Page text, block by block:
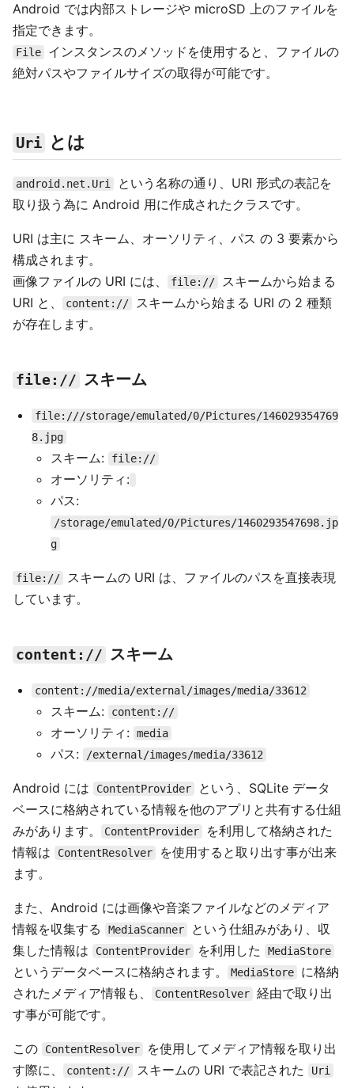
Android では内部ストレージや microSD 上のファイルを
指定できます。
File
インスタンスのメソッドを使用すると、ファイルの
絶対パスやファイルサイズの取得が可能です。
Uri とは
android.net.Uri
という名称の通り、URI 形式の表記を
取り扱う為に Android 用に作成されたクラスです。
URI は主に スキーム、オーソリティ、パス の 3 要素から
構成されます。
画像ファイルの URI には、
file://
スキームから始まる
URI と、
content://
スキームから始まる URI の 2 種類
が存在します。
file:// スキーム
file:///storage/emulated/0/Pictures/146029354769
8.jpg
スキーム: file://
オーソリティ:
パス:
/storage/emulated/0/Pictures/1460293547698.jp
g
file://
スキームの URI は、ファイルのパスを直接表現
しています。
content:// スキーム
content://media/external/images/media/33612
スキーム: content://
オーソリティ: media
パス: /external/images/media/33612
Android には ContentProvider
という、SQLite データ
ベースに格納されている情報を他のアプリと共有する仕組
みがあります。
ContentProvider
を利用して格納された
情報は
ContentResolver
を使用すると取り出す事が出来
ます。
また、Android には画像や音楽ファイルなどのメディア
情報を収集する
MediaScanner
という仕組みがあり、収
集した情報は
ContentProvider を利用した MediaStore
というデータベースに格納されます。 MediaStore
に格納
されたメディア情報も、
ContentResolver 経由で取り出
す事が可能です。
この ContentResolver
を使用してメディア情報を取り出
す際に、
content:// スキームの URI で表記された Uri